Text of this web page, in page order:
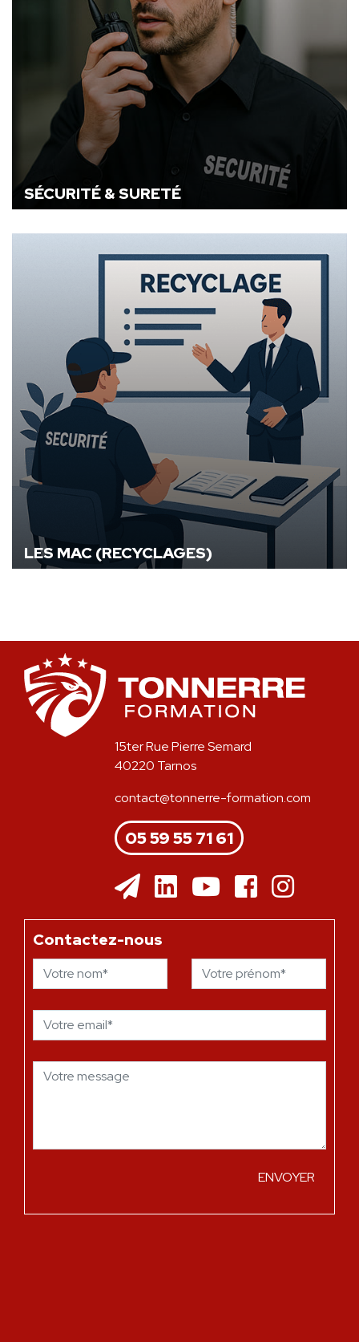
SÉCURITÉ & SURETÉ
LES MAC (RECYCLAGES)
15ter Rue Pierre Semard
40220 Tarnos
contact@tonnerre-formation.com
05 59 55 71 61
Contactez-nous